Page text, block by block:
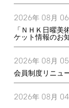
2026年 08月 06
「ＮＨＫ日曜
ケット情報のお
2026年 08月 05
会員制度リニュ
2026年 08月 04